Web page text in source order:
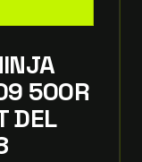
500R
DEL